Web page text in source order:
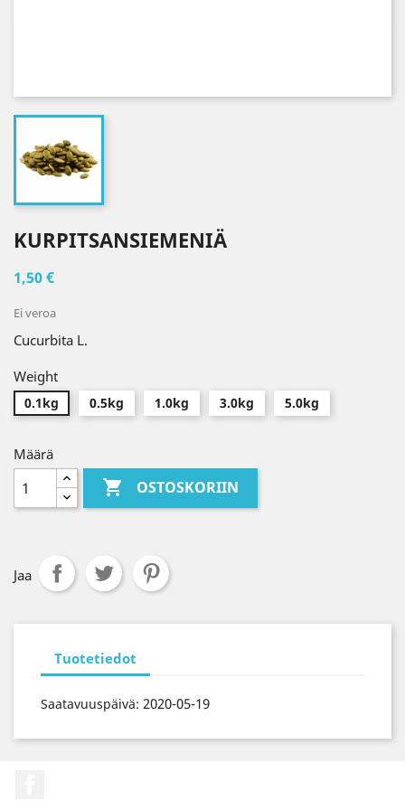
KURPITSANSIEMENIÄ
1,50 €
Ei veroa
Cucurbita L.
Weight
0.1kg 0.5kg 1.0kg 3.0kg 5.0kg
Määrä
 OSTOSKORIIN
Jaa
Tuotetiedot
Saatavuuspäivä: 2020-05-19